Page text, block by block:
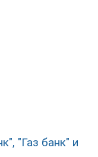
"Газ банк" и